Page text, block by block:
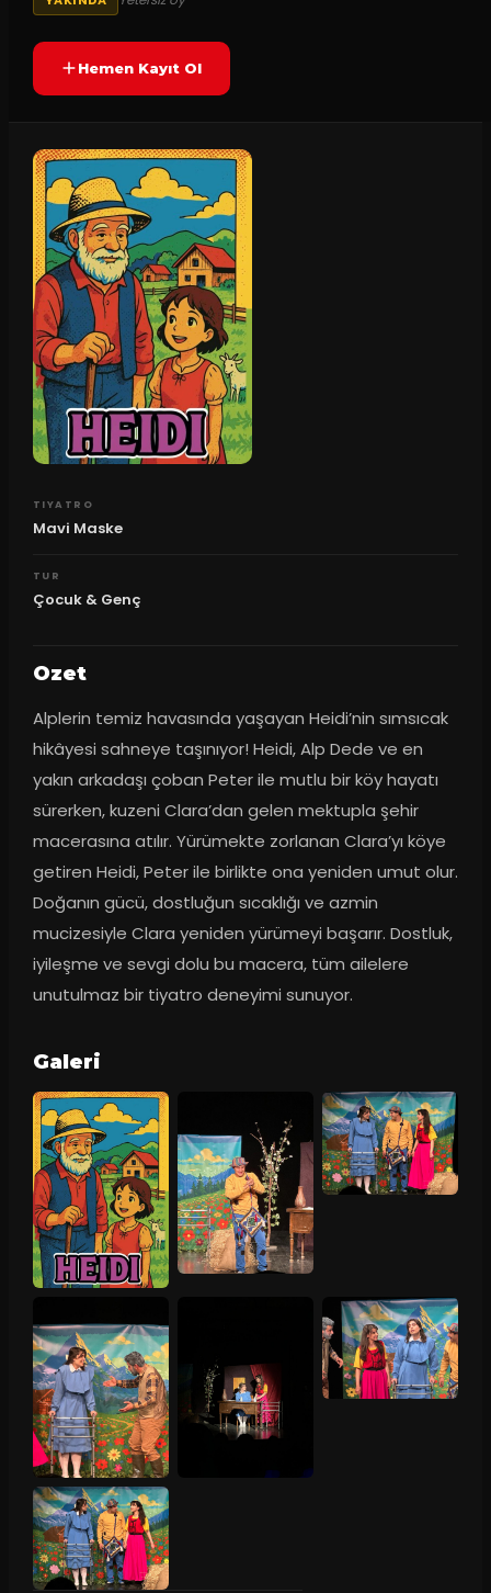
Hemen Kayıt Ol
TIYATRO
Mavi Maske
TUR
Çocuk & Genç
Ozet
Alplerin temiz havasında yaşayan Heidi’nin sımsıcak
hikâyesi sahneye taşınıyor! Heidi, Alp Dede ve en
yakın arkadaşı çoban Peter ile mutlu bir köy hayatı
sürerken, kuzeni Clara’dan gelen mektupla şehir
macerasına atılır. Yürümekte zorlanan Clara’yı köye
getiren Heidi, Peter ile birlikte ona yeniden umut olur.
Doğanın gücü, dostluğun sıcaklığı ve azmin
mucizesiyle Clara yeniden yürümeyi başarır. Dostluk,
iyileşme ve sevgi dolu bu macera, tüm ailelere
unutulmaz bir tiyatro deneyimi sunuyor.
Galeri